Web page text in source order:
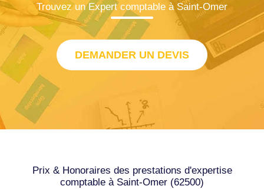
Trouvez un Expert comptable à Saint-Omer
DEMANDER UN DEVIS
Prix & Honoraires des prestations d'expertise
comptable à Saint-Omer (62500)